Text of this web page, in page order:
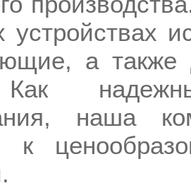
устройствах
а также
наша
к